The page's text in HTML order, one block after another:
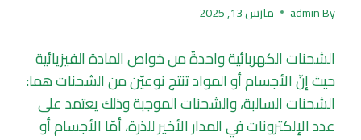
By
admin مارس 13, 2025
الشحنات الكهربائية واحدةٌ من خواص المادة الفيزيائية
حيث إنّ الأجسام أو المواد تنتج نوعيّن من الشحنات هما:
الشحنات السالبة، والشحنات الموجبة وذلك يعتمد على
عدد الإلكترونات في المدار الأخير للذرة، أمّا الأجسام أو